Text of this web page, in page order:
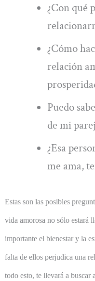
¿Con qué
¿Cómo
relación
Puedo
de mi
¿Esa
me ama,
Estas son las posibles
vida amorosa no sólo estará
importante el bienestar y la
falta de ellos perjudica una
todo esto, te llevará a buscar